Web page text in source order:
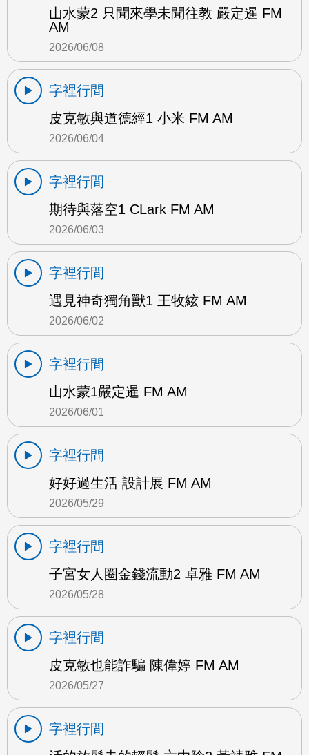
山水蒙2 只聞來學未聞往教 嚴定暹 FM
AM
2026/06/08
字裡行間
皮克敏與道德經1 小米 FM AM
2026/06/04
字裡行間
期待與落空1 CLark FM AM
2026/06/03
字裡行間
遇見神奇獨角獸1 王牧絃 FM AM
2026/06/02
字裡行間
山水蒙1嚴定暹 FM AM
2026/06/01
字裡行間
好好過生活 設計展 FM AM
2026/05/29
字裡行間
子宮女人圈金錢流動2 卓雅 FM AM
2026/05/28
字裡行間
皮克敏也能詐騙 陳偉婷 FM AM
2026/05/27
字裡行間